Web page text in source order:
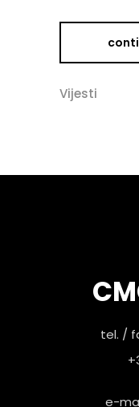
Vijesti
tel. /
e-